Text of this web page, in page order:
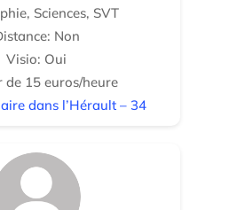
Sciences, SVT
Non
Visio: Oui
de 15 euros/heure
dans l’Hérault – 34